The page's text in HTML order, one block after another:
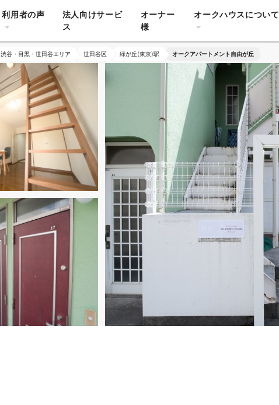
利用者の声
法人向けサービ
ス
オーナー
様
オークハウスについて
渋谷・目黒・世田谷エリア 世田谷区 緑が丘(東京)駅 オークアパートメント自由が丘